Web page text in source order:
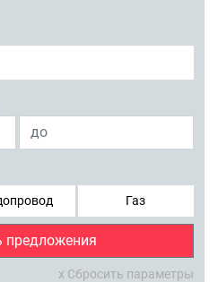
Газ
предложения
x Сбросить параметры